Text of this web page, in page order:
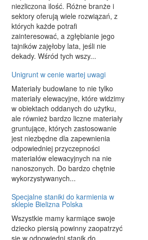
niezliczona ilość. Różne branże i
sektory oferują wiele rozwiązań, z
których każde potrafi
zainteresować, a zgłębianie jego
tajników zajęłoby lata, jeśli nie
dekady. Wśród tych wszy...
Unigrunt w cenie wartej uwagi
Materiały budowlane to nie tylko
materiały elewacyjne, które widzimy
w obiektach oddanych do użytku,
ale również bardzo liczne materiały
gruntujące, których zastosowanie
jest niezbędne dla zapewnienia
odpowiedniej przyczepności
materiałów elewacyjnych na nie
nanoszonych. Do bardzo chętnie
wykorzystywanych...
Specjalne staniki do karmienia w
sklepie Bielizna Polska
Wszystkie mamy karmiące swoje
dziecko piersią powinny zaopatrzyć